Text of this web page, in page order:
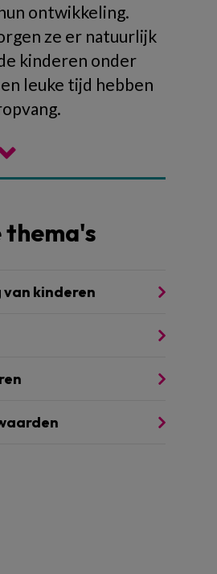
ontwikkeling.
ze er natuurlijk
kinderen onder
leuke tijd hebben
kinderen